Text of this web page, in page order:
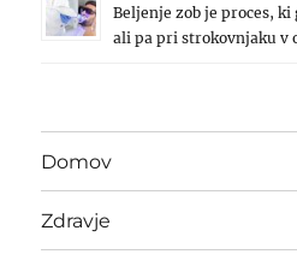
Beljenje zob je proces,
ali pa pri strokovnjaku v
Domov
Zdravje